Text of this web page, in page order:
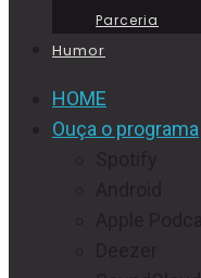
Parceria
Humor
HOME
Ouça o programa